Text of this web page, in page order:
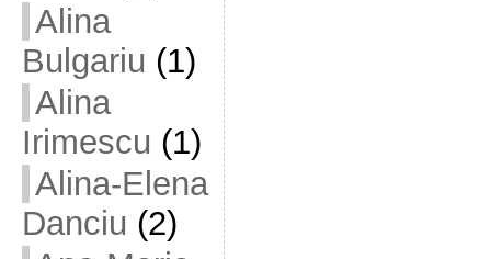
Alina
Bulgariu (1)
Alina
Irimescu (1)
Alina-Elena
Danciu (2)